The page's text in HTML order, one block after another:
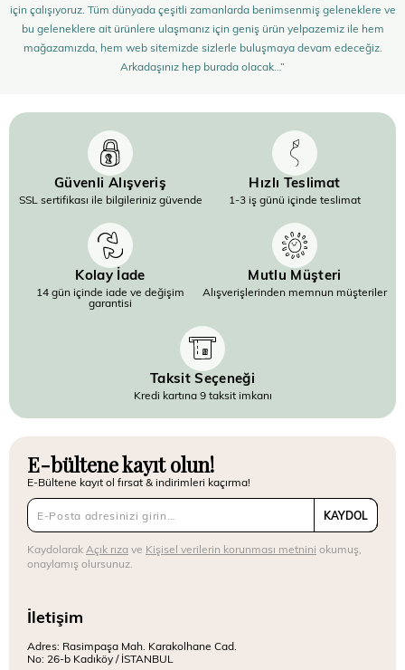
için çalışıyoruz. Tüm dünyada çeşitli zamanlarda benimsenmiş geleneklere ve
bu geleneklere ait ürünlere ulaşmanız için geniş ürün yelpazemiz ile hem
mağazamızda, hem web sitemizde sizlerle buluşmaya devam edeceğiz.
Arkadaşınız hep burada olacak…”
Güvenli Alışveriş
SSL sertifikası ile bilgileriniz güvende
Hızlı Teslimat
1-3 iş günü içinde teslimat
Kolay İade
14 gün içinde iade ve değişim
garantisi
Mutlu Müşteri
Alışverişlerinden memnun müşteriler
Taksit Seçeneği
Kredi kartına 9 taksit imkanı
E-bültene kayıt olun!
E-Bültene kayıt ol fırsat & indirimleri kaçırma!
KAYDOL
Kaydolarak Açık rızave Kişisel verilerin korunması metnini okumuş,
onaylamış olursunuz.
İletişim
Adres: Rasimpaşa Mah. Karakolhane Cad.
No: 26-b Kadıköy / İSTANBUL